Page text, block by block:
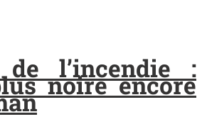
de l’incendie :
noire encore